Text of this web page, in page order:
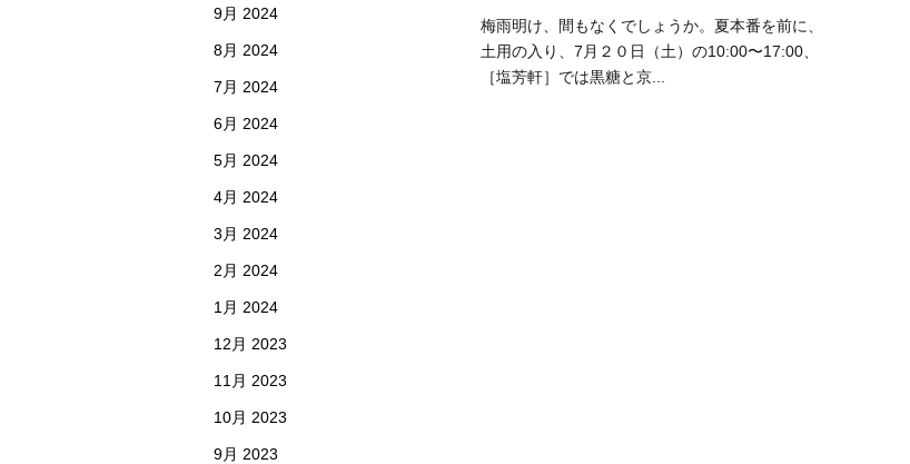
梅雨明け、間もなくでしょうか。夏本番を前に、
土用の入り、7月２０日（土）の10:00〜17:00、
［塩芳軒］では黒糖と京...
9月 2024
8月 2024
7月 2024
6月 2024
5月 2024
4月 2024
3月 2024
2月 2024
1月 2024
12月 2023
11月 2023
10月 2023
9月 2023